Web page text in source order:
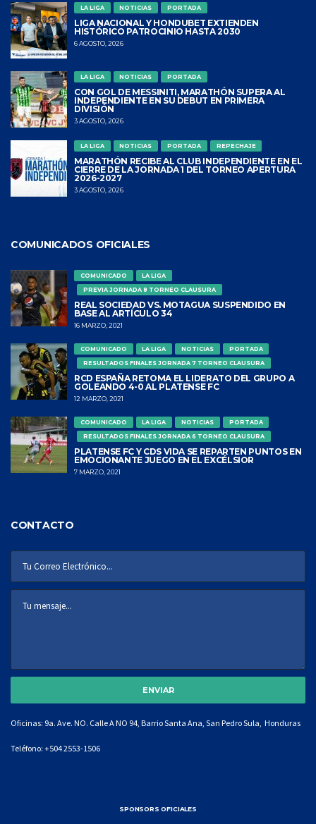
LA LIGA NOTICIAS PORTADA
LIGA NACIONAL Y HONDUBET EXTIENDEN
HISTÓRICO PATROCINIO HASTA 2030
6 AGOSTO, 2026
LA LIGA NOTICIAS PORTADA
CON GOL DE MESSINITI, MARATHÓN SUPERA AL
INDEPENDIENTE EN SU DEBUT EN PRIMERA
DIVISIÓN
3 AGOSTO, 2026
LA LIGA NOTICIAS PORTADA REPECHAJE
MARATHÓN RECIBE AL CLUB INDEPENDIENTE EN EL
CIERRE DE LA JORNADA 1 DEL TORNEO APERTURA
2026-2027
3 AGOSTO, 2026
COMUNICADOS OFICIALES
COMUNICADO
LA LIGA
PREVIA JORNADA 8 TORNEO CLAUSURA
REAL SOCIEDAD VS. MOTAGUA SUSPENDIDO EN
BASE AL ARTÍCULO 34
16 MARZO, 2021
COMUNICADO LA LIGA NOTICIAS
PORTADA
RESULTADOS FINALES JORNADA 7 TORNEO CLAUSURA
RCD ESPAÑA RETOMA EL LIDERATO DEL GRUPO A
GOLEANDO 4-0 AL PLATENSE FC
12 MARZO, 2021
COMUNICADO LA LIGA NOTICIAS
PORTADA
RESULTADOS FINALES JORNADA 6 TORNEO CLAUSURA
PLATENSE FC Y CDS VIDA SE REPARTEN PUNTOS EN
EMOCIONANTE JUEGO EN EL EXCÉLSIOR
7 MARZO, 2021
CONTACTO
Oficinas: 9a. Ave. NO. Calle A NO 94, Barrio Santa Ana, San Pedro Sula, Honduras
Teléfono: +504 2553-1506
SPONSORS OFICIALES